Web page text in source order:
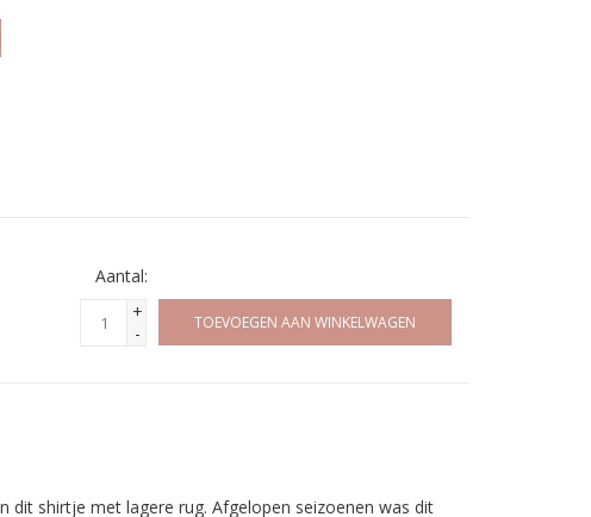
Aantal:
+
-
TOEVOEGEN AAN WINKELWAGEN
dit shirtje met lagere rug. Afgelopen seizoenen was dit